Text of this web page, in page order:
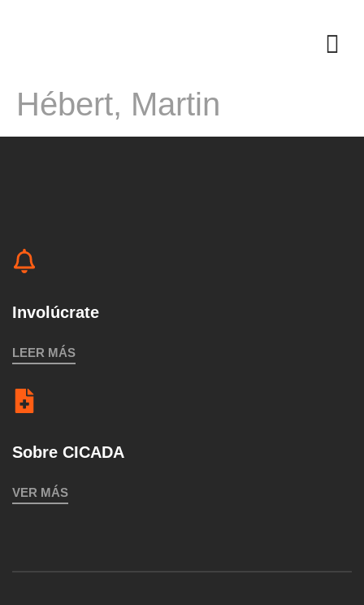
Hébert, Martin
Involúcrate
LEER MÁS
Sobre CICADA
VER MÁS